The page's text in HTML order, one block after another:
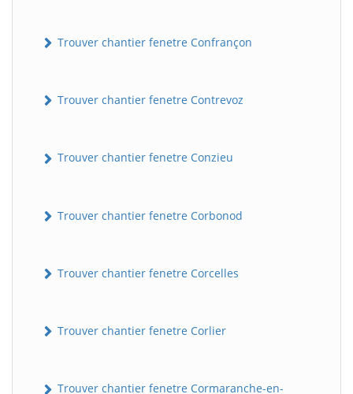
Trouver chantier fenetre Confrançon
Trouver chantier fenetre Contrevoz
Trouver chantier fenetre Conzieu
Trouver chantier fenetre Corbonod
Trouver chantier fenetre Corcelles
Trouver chantier fenetre Corlier
Trouver chantier fenetre Cormaranche-en-
BatiWebPro